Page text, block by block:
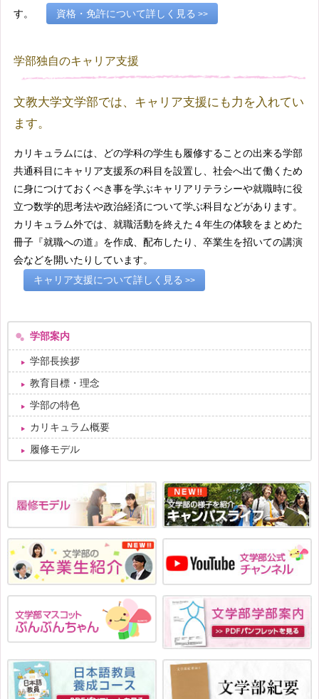
す。
資格・免許について詳しく見る
学部独自のキャリア支援
文教大学文学部では、キャリア支援にも力を入れてい
ます。
カリキュラムには、どの学科の学生も履修することの出来る学部
共通科目にキャリア支援系の科目を設置し、社会へ出て働くため
に身につけておくべき事を学ぶキャリアリテラシーや就職時に役
立つ数学的思考法や政治経済について学ぶ科目などがあります。
カリキュラム外では、就職活動を終えた４年生の体験をまとめた
冊子『就職への道』を作成、配布したり、卒業生を招いての講演
会などを開いたりしています。
キャリア支援について詳しく見る
学部案内
学部長挨拶
教育目標・理念
学部の特色
カリキュラム概要
履修モデル